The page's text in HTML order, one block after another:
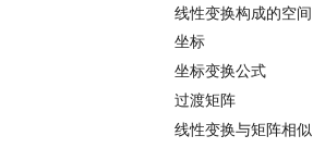
线性变换构成的空间
坐标
坐标变换公式
过渡矩阵
线性变换与矩阵相似